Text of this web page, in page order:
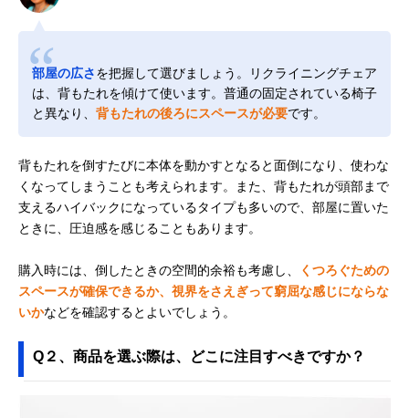
部屋の広さを把握して選びましょう。リクライニングチェア
は、背もたれを傾けて使います。普通の固定されている椅子
と異なり、 背もたれの後ろにスペースが必要です。
背もたれを倒すたびに本体を動かすとなると面倒になり、使わな
くなってしまうことも考えられます。また、背もたれが頭部まで
支えるハイバックになっているタイプも多いので、部屋に置いた
ときに、圧迫感を感じることもあります。
購入時には、倒したときの空間的余裕も考慮し、
くつろぐための
スペースが確保できるか、視界をさえぎって窮屈な感じにならな
いかなどを確認するとよいでしょう。
Q２、商品を選ぶ際は、どこに注目すべきですか？